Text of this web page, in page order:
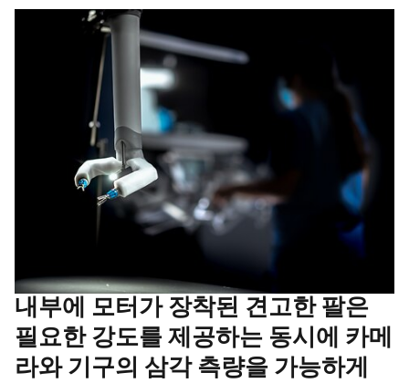
내부에 모터가 장착된 견고한 팔은
필요한 강도를 제공하는 동시에 카메
라와 기구의 삼각 측량을 가능하게